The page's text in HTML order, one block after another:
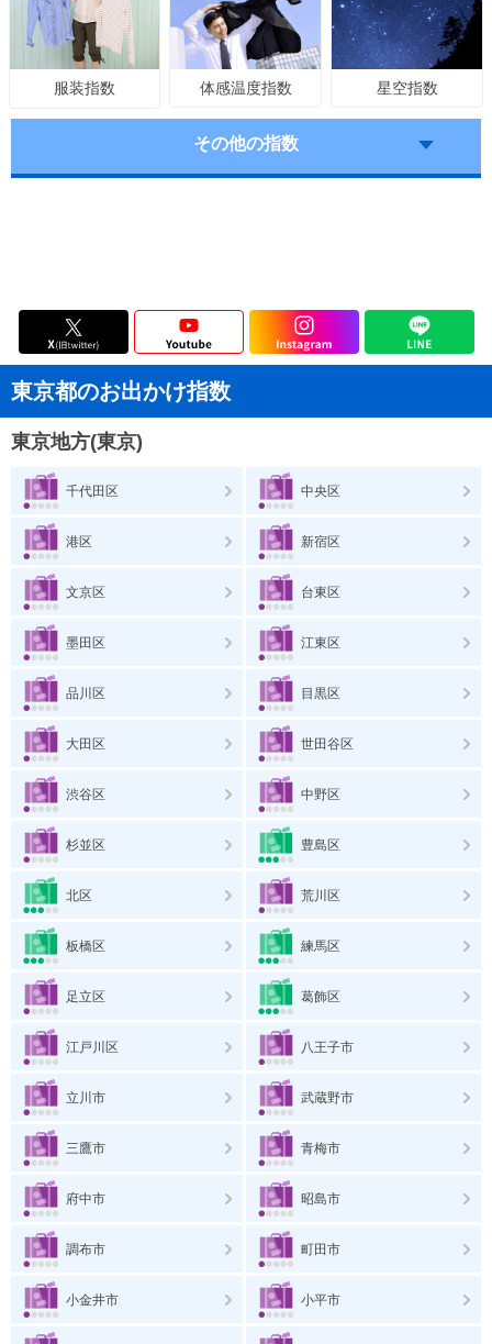
服装指数 体感温度指数 星空指数
その他の指数
東京都のお出かけ指数
東京地方(東京)
千代田区 中央区
港区 新宿区
文京区 台東区
墨田区 江東区
品川区 目黒区
大田区 世田谷区
渋谷区 中野区
杉並区 豊島区
北区 荒川区
板橋区 練馬区
足立区 葛飾区
江戸川区 八王子市
立川市 武蔵野市
三鷹市 青梅市
府中市 昭島市
調布市 町田市
小金井市 小平市